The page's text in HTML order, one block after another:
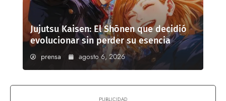
Jujutsu Kaisen: El Shōnen que decidió
evolucionar sin perder su esencia
prensa agosto 6, 2026